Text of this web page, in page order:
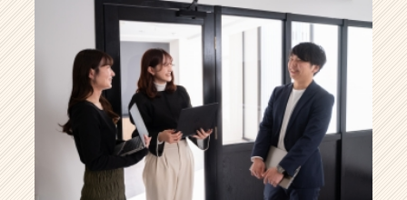
オンライン開催
8月14日(金) 18:00〜19:00
受付中
オンライン開催
8月17日(月) 10:30〜11:30
受付中
オンライン開催